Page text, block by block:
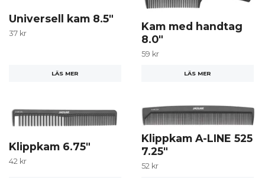
Universell kam 8.5"
37 kr
LÄS MER
Kam med handtag
8.0"
59 kr
LÄS MER
Klippkam 6.75"
42 kr
Klippkam A-LINE 525
7.25"
52 kr